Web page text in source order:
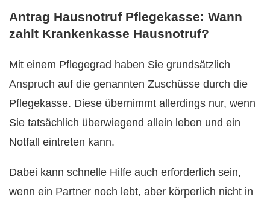
Antrag Hausnotruf Pflegekasse: Wann
zahlt Krankenkasse Hausnotruf?
Mit einem Pflegegrad haben Sie grundsätzlich
Anspruch auf die genannten Zuschüsse durch die
Pflegekasse. Diese übernimmt allerdings nur, wenn
Sie tatsächlich überwiegend allein leben und ein
Notfall eintreten kann.
Dabei kann schnelle Hilfe auch erforderlich sein,
wenn ein Partner noch lebt, aber körperlich nicht in